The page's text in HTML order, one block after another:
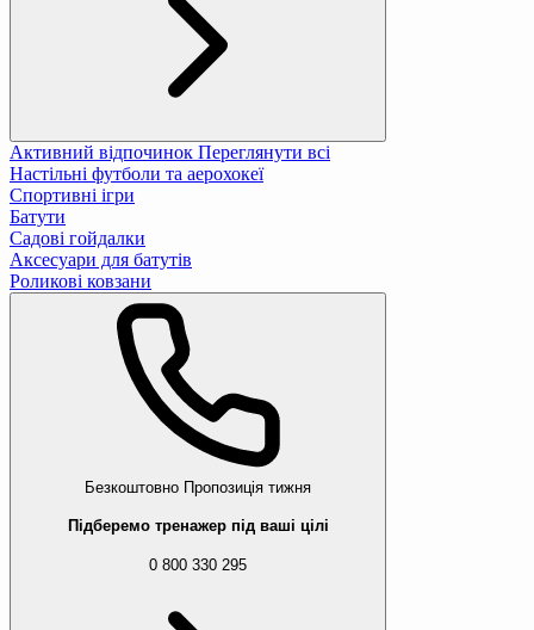
Активний відпочинок Переглянути всі
Настільні футболи та аерохокеї
Спортивні ігри
Батути
Садові гойдалки
Аксесуари для батутів
Роликові ковзани
Безкоштовно Пропозиція тижня
Підберемо тренажер під ваші цілі
0 800 330 295